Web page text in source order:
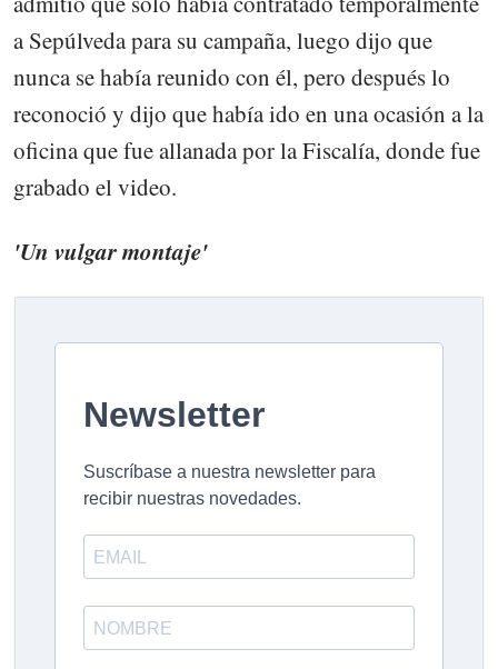
a Sepúlveda para su campaña, luego dijo que
nunca se había reunido con él, pero después lo
reconoció y dijo que había ido en una ocasión a la
oficina que fue allanada por la Fiscalía, donde fue
grabado el video.
'Un vulgar montaje'